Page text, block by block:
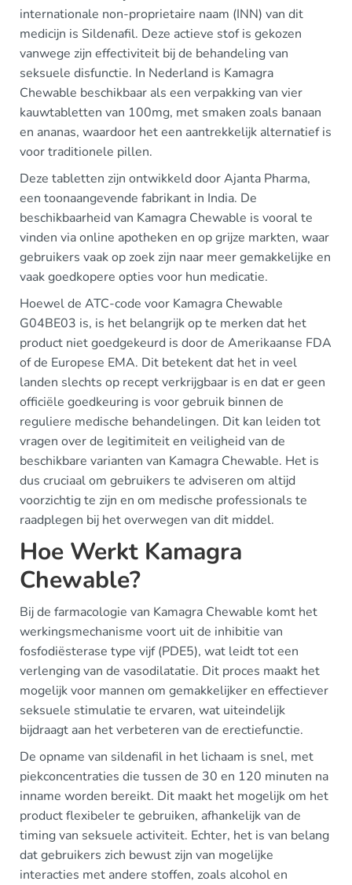
internationale non-proprietaire naam (INN) van dit
medicijn is Sildenafil. Deze actieve stof is gekozen
vanwege zijn effectiviteit bij de behandeling van
seksuele disfunctie. In Nederland is Kamagra
Chewable beschikbaar als een verpakking van vier
kauwtabletten van 100mg, met smaken zoals banaan
en ananas, waardoor het een aantrekkelijk alternatief is
voor traditionele pillen.
Deze tabletten zijn ontwikkeld door Ajanta Pharma,
een toonaangevende fabrikant in India. De
beschikbaarheid van Kamagra Chewable is vooral te
vinden via online apotheken en op grijze markten, waar
gebruikers vaak op zoek zijn naar meer gemakkelijke en
vaak goedkopere opties voor hun medicatie.
Hoewel de ATC-code voor Kamagra Chewable
G04BE03 is, is het belangrijk op te merken dat het
product niet goedgekeurd is door de Amerikaanse FDA
of de Europese EMA. Dit betekent dat het in veel
landen slechts op recept verkrijgbaar is en dat er geen
officiële goedkeuring is voor gebruik binnen de
reguliere medische behandelingen. Dit kan leiden tot
vragen over de legitimiteit en veiligheid van de
beschikbare varianten van Kamagra Chewable. Het is
dus cruciaal om gebruikers te adviseren om altijd
voorzichtig te zijn en om medische professionals te
raadplegen bij het overwegen van dit middel.
Hoe Werkt Kamagra
Chewable?
Bij de farmacologie van Kamagra Chewable komt het
werkingsmechanisme voort uit de inhibitie van
fosfodiësterase type vijf (PDE5), wat leidt tot een
verlenging van de vasodilatatie. Dit proces maakt het
mogelijk voor mannen om gemakkelijker en effectiever
seksuele stimulatie te ervaren, wat uiteindelijk
bijdraagt aan het verbeteren van de erectiefunctie.
De opname van sildenafil in het lichaam is snel, met
piekconcentraties die tussen de 30 en 120 minuten na
inname worden bereikt. Dit maakt het mogelijk om het
product flexibeler te gebruiken, afhankelijk van de
timing van seksuele activiteit. Echter, het is van belang
dat gebruikers zich bewust zijn van mogelijke
interacties met andere stoffen, zoals alcohol en